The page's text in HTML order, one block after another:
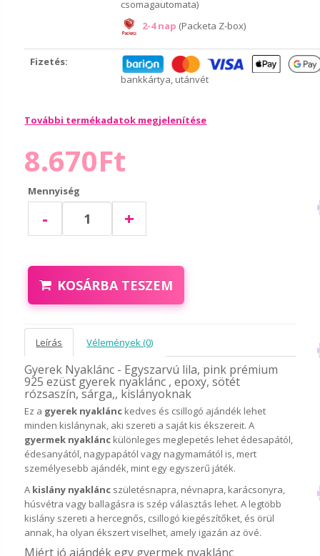
csomagautomata)
2-4 nap (Packeta Z-box)
Fizetés:
bankkártya, utánvét
További termékadatok megjelenítése
8.670Ft
Mennyiség
- +
KOSÁRBA TESZEM
Leírás Vélemények (0)
Gyerek Nyaklánc - Egyszarvú lila, pink prémium
925 ezüst gyerek nyaklánc , epoxy, sötét
rózsaszín, sárga,, kislányoknak
Ez a gyerek nyaklánc kedves és csillogó ajándék lehet
minden kislánynak, aki szereti a saját kis ékszereit. A
gyermek nyaklánc különleges meglepetés lehet édesapától,
édesanyától, nagypapától vagy nagymamától is, mert
személyesebb ajándék, mint egy egyszerű játék.
A kislány nyaklánc születésnapra, névnapra, karácsonyra,
húsvétra vagy ballagásra is szép választás lehet. A legtöbb
kislány szereti a hercegnős, csillogó kiegészítőket, és örül
annak, ha olyan ékszert viselhet, amely igazán az övé.
Miért jó ajándék egy gyermek nyaklánc